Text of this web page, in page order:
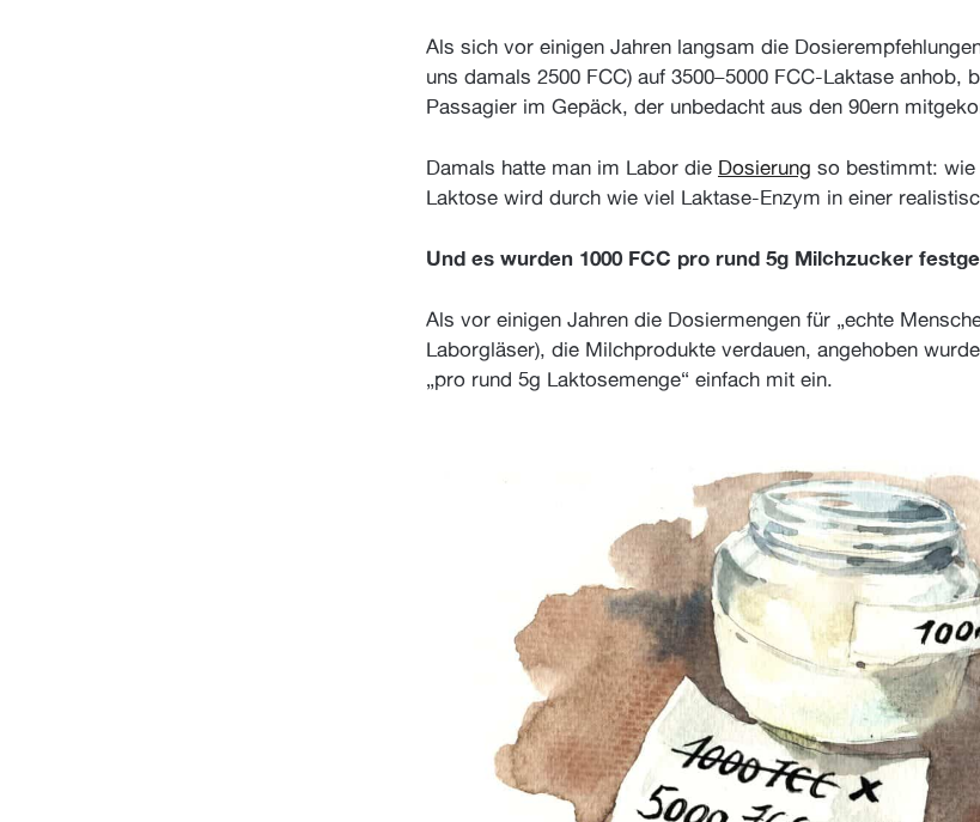
Als sich vor einigen Jahren langsam die
uns damals 2500 FCC) auf 3500–5000 FCC-Laktase anhob,
Passagier im Gepäck, der unbedacht aus den 90ern
Damals hatte man im Labor die Dosierung so bestimmt:
Laktose wird durch wie viel Laktase-Enzym in einer
Und es wurden 1000 FCC pro rund 5g Milchzucker
Als vor einigen Jahren die Dosiermengen für „echte
Laborgläser), die Milchprodukte verdauen, angehoben
„pro rund 5g Laktosemenge“ einfach mit ein.